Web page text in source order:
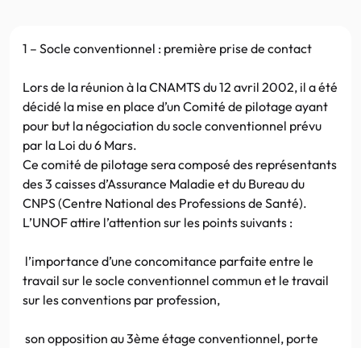
1 – Socle conventionnel : première prise de contact
Lors de la réunion à la CNAMTS du 12 avril 2002, il a été
décidé la mise en place d’un Comité de pilotage ayant
pour but la négociation du socle conventionnel prévu
par la Loi du 6 Mars.
Ce comité de pilotage sera composé des représentants
des 3 caisses d’Assurance Maladie et du Bureau du
CNPS (Centre National des Professions de Santé).
L’UNOF attire l’attention sur les points suivants :
l’importance d’une concomitance parfaite entre le
travail sur le socle conventionnel commun et le travail
sur les conventions par profession,
son opposition au 3ème étage conventionnel, porte